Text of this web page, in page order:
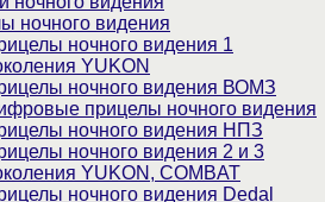
ночного видения
ночного видения 1
YUKON
ночного видения ВОМЗ
прицелы ночного видения
ночного видения НПЗ
ночного видения 2 и 3
YUKON, COMBAT
ночного видения Dedal